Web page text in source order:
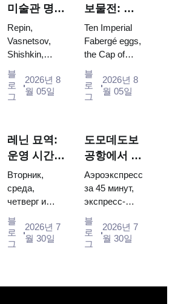
미술관 명
작: 꼭 봐야
할 그림들을
중심으로 한
방문 계획
Repin,
Vasnetsov,
Shishkin,
and Surikov
— the works
they hang,
and why
booking the...
블
로
그
2026년 8
월 05일
보물전: 파
베르제 달
걀, 왕좌, 대
관식 예복
Ten Imperial
Fabergé eggs,
the Cap of
the double
throne of two
dress of
Catherine...
블
로
그
2026년 8
월 05일
레닌 묘역:
운영 시간,
입장 및 크
렘린과 혼동
되는 주요
사항
Вторник,
среда,
четверг и
10:00 до
13:00, вход
블
로
그
2026년 7
월 30일
도모데도보
공항에서 모
스크바 시내
로: 에어로
익스프레스,
버스, 또는
전철
Аэроэкспресс
за 45 минут,
экспресс-
450 рублей,
социальный
블
로
그
2026년 7
월 30일